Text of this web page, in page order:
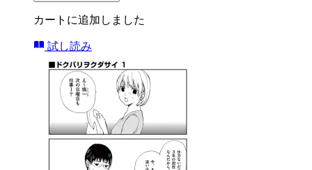
カートに追加しました
試し読み